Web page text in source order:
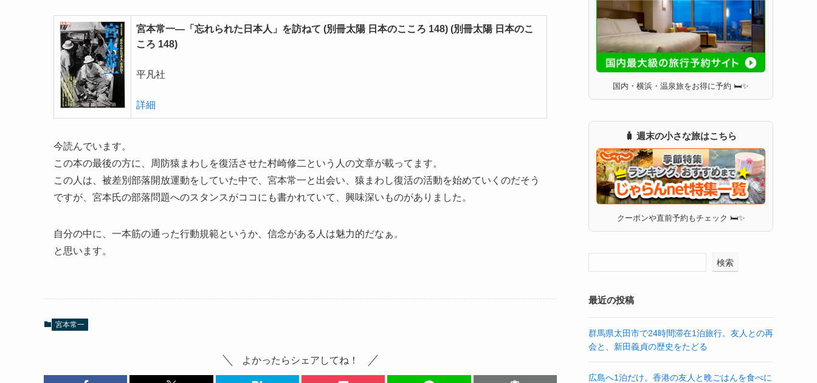
宮本常一―「忘れられた日本人」を訪ねて (別冊太陽 日本のこころ 148) (別冊太陽 日本のこ
ころ 148)
平凡社
詳細
今読んでいます。
この本の最後の方に、周防猿まわしを復活させた村崎修二という人の文章が載ってます。
この人は、被差別部落開放運動をしていた中で、宮本常一と出会い、猿まわし復活の活動を始めていくのだそう
ですが、宮本氏の部落問題へのスタンスがココにも書かれていて、興味深いものがありました。
自分の中に、一本筋の通った行動規範というか、信念がある人は魅力的だなぁ。
と思います。
宮本常一
よかったらシェアしてね！
国内・横浜・温泉旅をお得に予約 🛏✨
🧳 週末の小さな旅はこちら
クーポンや直前予約もチェック 🛏✨
検索
最近の投稿
群馬県太田市で24時間滞在1泊旅行。友人との再
会と、新田義貞の歴史をたどる
広島へ1泊だけ。香港の友人と晩ごはんを食べに